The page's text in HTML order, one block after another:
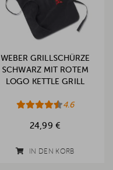
WEBER GRILLSCHÜRZE
SCHWARZ MIT ROTEM
LOGO KETTLE GRILL
4.6
24,99 €
IN DEN KORB